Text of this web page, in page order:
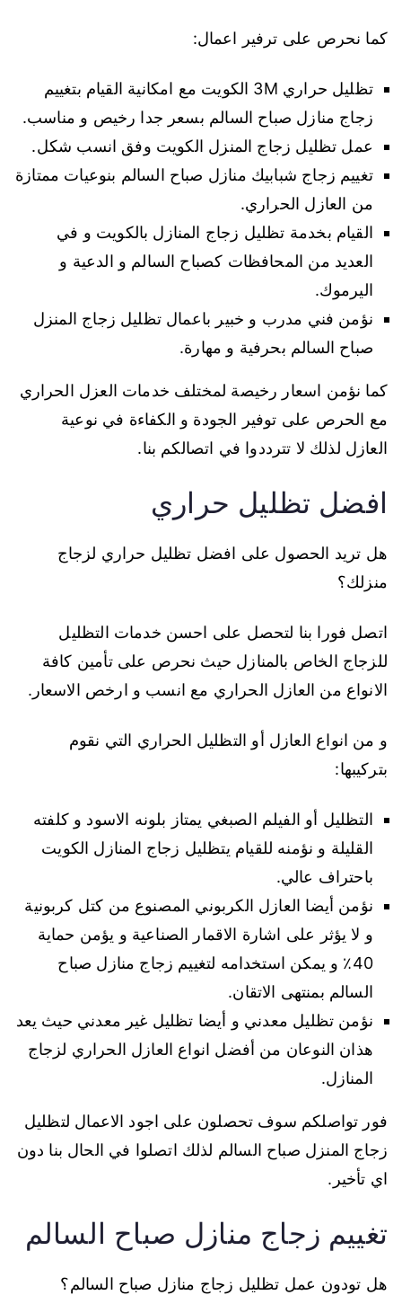
كما نحرص على ترفير اعمال:
تظليل حراري 3M الكويت مع امكانية القيام بتغييم
زجاج منازل صباح السالم بسعر جدا رخيص و مناسب.
عمل تظليل زجاج المنزل الكويت وفق انسب شكل.
تغييم زجاج شبابيك منازل صباح السالم بنوعيات ممتازة
من العازل الحراري.
القيام بخدمة تظليل زجاج المنازل بالكويت و في
العديد من المحافظات كصباح السالم و الدعية و
اليرموك.
نؤمن فني مدرب و خبير باعمال تظليل زجاج المنزل
صباح السالم بحرفية و مهارة.
كما نؤمن اسعار رخيصة لمختلف خدمات العزل الحراري
مع الحرص على توفير الجودة و الكفاءة في نوعية
العازل لذلك لا تترددوا في اتصالكم بنا.
افضل تظليل حراري
هل تريد الحصول على افضل تظليل حراري لزجاج
منزلك؟
اتصل فورا بنا لتحصل على احسن خدمات التظليل
للزجاج الخاص بالمنازل حيث نحرص على تأمين كافة
الانواع من العازل الحراري مع انسب و ارخص الاسعار.
و من انواع العازل أو التظليل الحراري التي نقوم
بتركيبها:
التظليل أو الفيلم الصبغي يمتاز بلونه الاسود و كلفته
القليلة و نؤمنه للقيام يتظليل زجاج المنازل الكويت
باحتراف عالي.
نؤمن أيضا العازل الكربوني المصنوع من كتل كربونية
و لا يؤثر على اشارة الاقمار الصناعية و يؤمن حماية
40٪ و يمكن استخدامه لتغييم زجاج منازل صباح
السالم بمنتهى الاتقان.
نؤمن تظليل معدني و أيضا تظليل غير معدني حيث يعد
هذان النوعان من أفضل انواع العازل الحراري لزجاج
المنازل.
فور تواصلكم سوف تحصلون على اجود الاعمال لتظليل
زجاج المنزل صباح السالم لذلك اتصلوا في الحال بنا دون
اي تأخير.
تغييم زجاج منازل صباح السالم
هل تودون عمل تظليل زجاج منازل صباح السالم؟